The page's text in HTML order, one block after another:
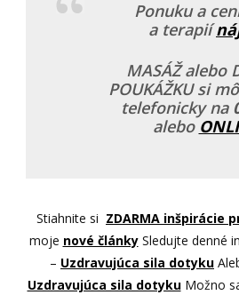
Ponuku a
a terapií
MASÁŽ alebo
POUKÁŽKU si
telefonicky na
alebo
Stiahnite si ZDARMA inšpirácie
moje nové článkySledujte denné
– Uzdravujúca sila dotyku
Uzdravujúca sila dotykuMožno